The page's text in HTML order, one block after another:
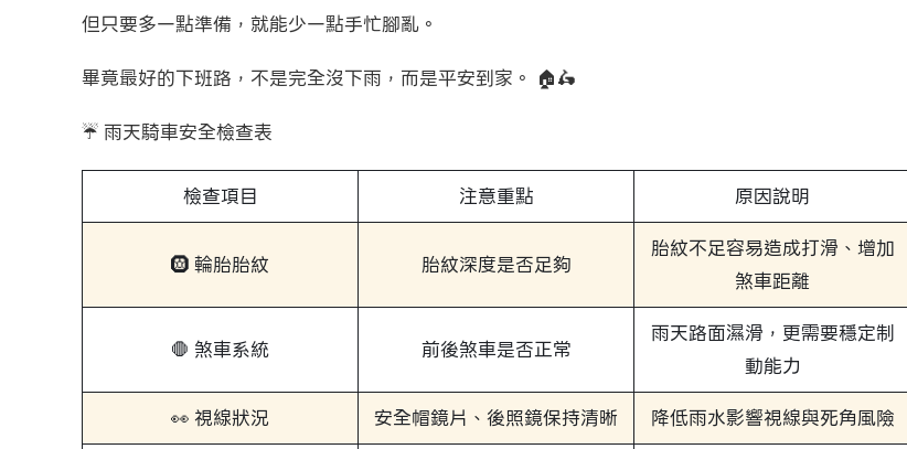
但只要多一點準備，就能少一點手忙腳亂。
畢竟最好的下班路，不是完全沒下雨，而是平安到家。 🏠🛵
☔ 雨天騎車安全檢查表
檢查項目 注意重點 原因說明
🛞 輪胎胎紋 胎紋深度是否足夠
胎紋不足容易造成打滑、增加
煞車距離
🛑 煞車系統 前後煞車是否正常
雨天路面濕滑，更需要穩定制
動能力
👀 視線狀況 安全帽鏡片、後照鏡保持清晰 降低雨水影響視線與死角風險